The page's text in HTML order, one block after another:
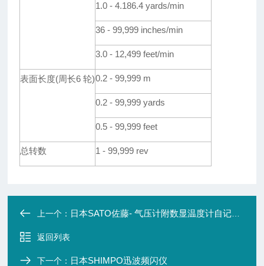
1.0 - 4.186.4 yards/min
36 - 99,999 inches/min
3.0 - 12,499 feet/min
表面长度(周长6 轮)0.2 - 99,999 m
0.2 - 99,999 yards
0.5 - 99,999 feet
总转数 1 - 99,999 rev
上一个： 日本SATO佐藤- 气压计附数显温度计自记温湿度记录仪
返回列表
下一个： 日本SHIMPO迅波频闪仪